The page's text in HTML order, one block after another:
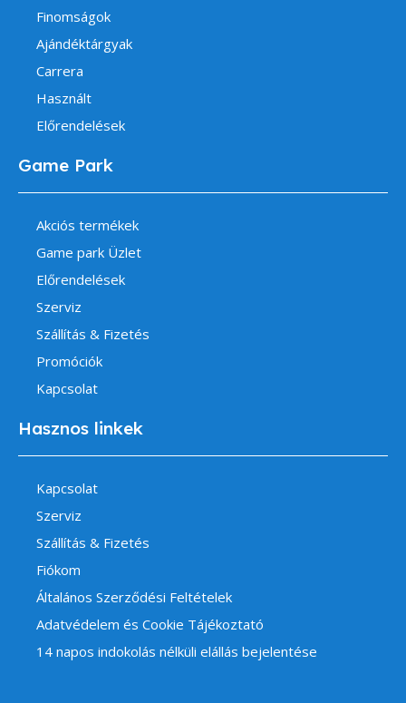
Finomságok
Ajándéktárgyak
Carrera
Használt
Előrendelések
Game Park
Akciós termékek
Game park Üzlet
Előrendelések
Szerviz
Szállítás & Fizetés
Promóciók
Kapcsolat
Hasznos linkek
Kapcsolat
Szerviz
Szállítás & Fizetés
Fiókom
Általános Szerződési Feltételek
Adatvédelem és Cookie Tájékoztató
14 napos indokolás nélküli elállás bejelentése